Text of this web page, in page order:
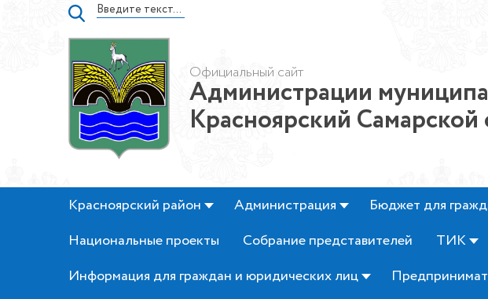
Официальный сайт
Администрации
Красноярский Самарской
Красноярский район Администрация Бюджет для
Национальные проекты
Собрание представителей ТИК
Информация для граждан и юридических лиц